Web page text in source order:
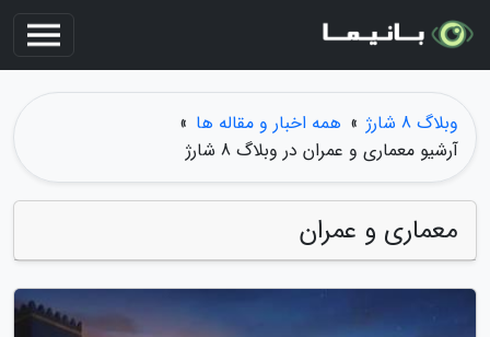
وبلاگ 8 شارژ » همه اخبار و مقاله ها »
آرشیو معماری و عمران در وبلاگ 8 شارژ
معماری و عمران